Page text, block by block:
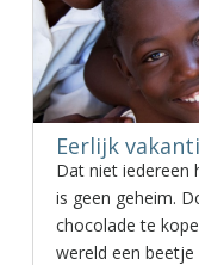
Eerlijk
Dat niet iedereen
is geen geheim.
chocolade te
wereld een